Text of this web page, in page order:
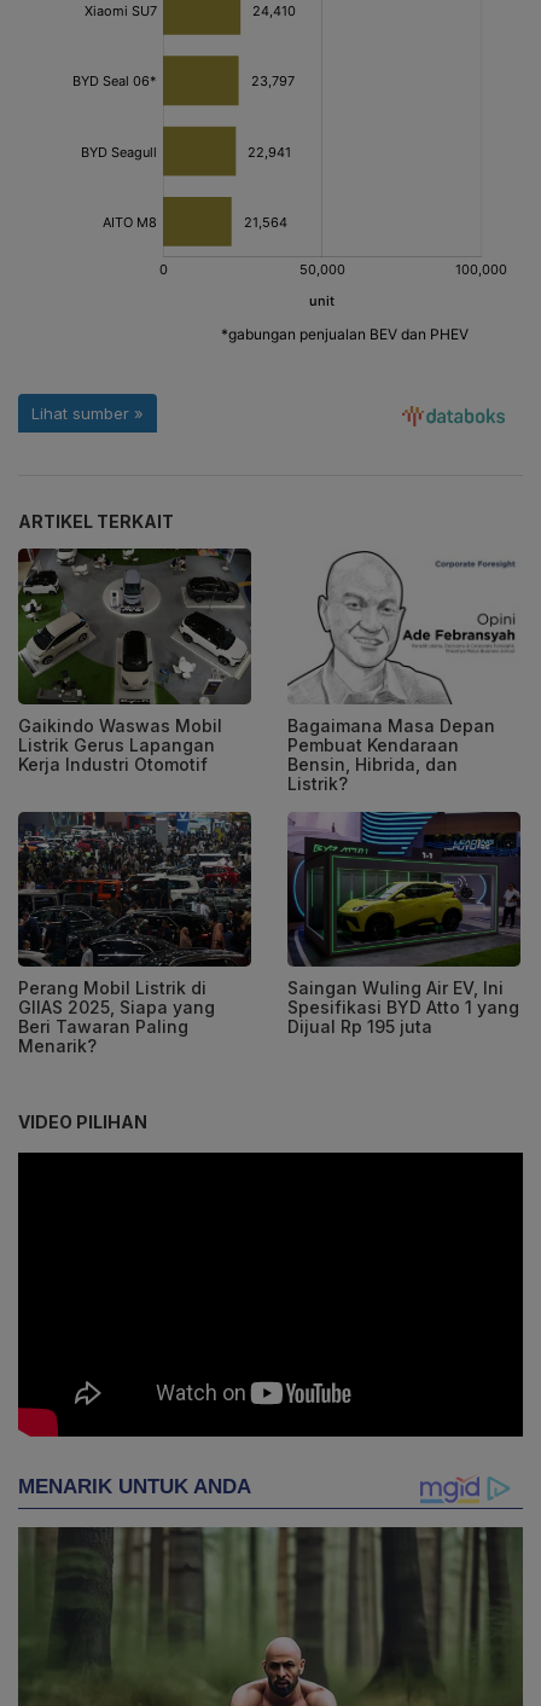
ARTIKEL TERKAIT
Gaikindo Waswas Mobil
Listrik Gerus Lapangan
Kerja Industri Otomotif
Bagaimana Masa Depan
Pembuat Kendaraan
Bensin, Hibrida, dan
Listrik?
Perang Mobil Listrik di
GIIAS 2025, Siapa yang
Beri Tawaran Paling
Menarik?
Saingan Wuling Air EV, Ini
Spesifikasi BYD Atto 1 yang
Dijual Rp 195 juta
VIDEO PILIHAN